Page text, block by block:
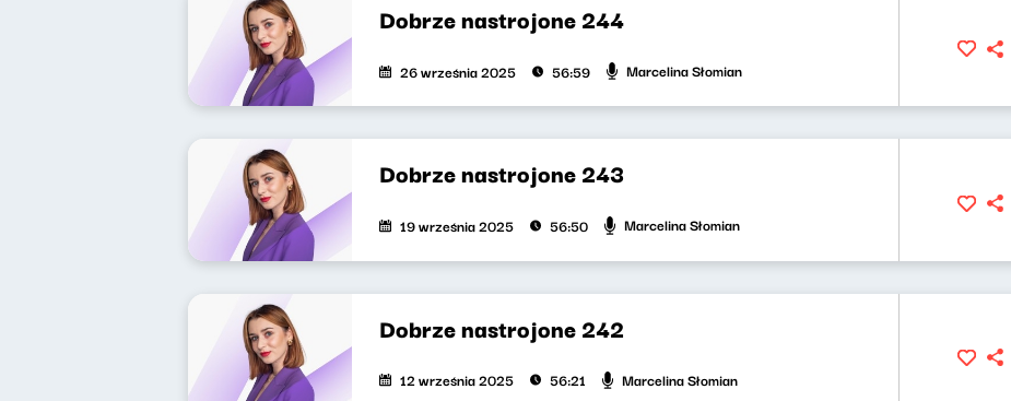
Dobrze nastrojone 244
26 września 2025 56:59 Marcelina Słomian
Dobrze nastrojone 243
19 września 2025 56:50 Marcelina Słomian
Dobrze nastrojone 242
12 września 2025 56:21 Marcelina Słomian